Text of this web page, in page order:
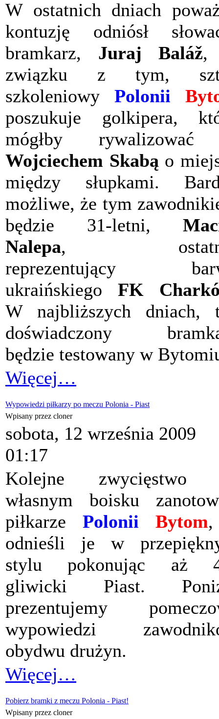
W ostatnich dniach
kontuzję odniósł
bramkarz, Juraj Baláž,
związku z tym,
szkoleniowy Polonii
poszukuje golkipera,
mógłby
Wojciechem Skabąo
między słupkami.
możliwe, że tym
będzie 31-letni,
Nalepa,
reprezentujący
ukraińskiego FK
W najbliższych dniach,
doświadczony
będzie testowany w
Więcej…
Wypowiedzi piłkarzy po meczu Polonia - Piast
Wpisany przez cloner
sobota, 12 września 2009
01:17
Kolejne zwycięstwo
własnym boisku
piłkarze Polonii Bytom
odnieśli je w
stylu pokonując aż
gliwicki Piast.
prezentujemy
wypowiedzi
obydwu drużyn.
Więcej…
Pobierz bramki z meczu Polonia - Piast!
Wpisany przez cloner